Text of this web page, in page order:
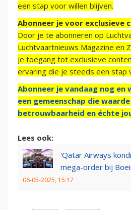
een stap voor willen blijven.
Abonneer je voor exclusieve
Door je te abonneren op
Luchtvaartnieuws Magazine en
je toegang tot exclusieve
ervaring die je steeds een stap
Abonneer je vandaag nog en
een gemeenschap die
betrouwbaarheid en échte
Lees ook:
'Qatar Airways
mega-order bij
06-05-2025, 15:17